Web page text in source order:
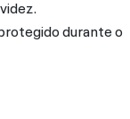
durante o